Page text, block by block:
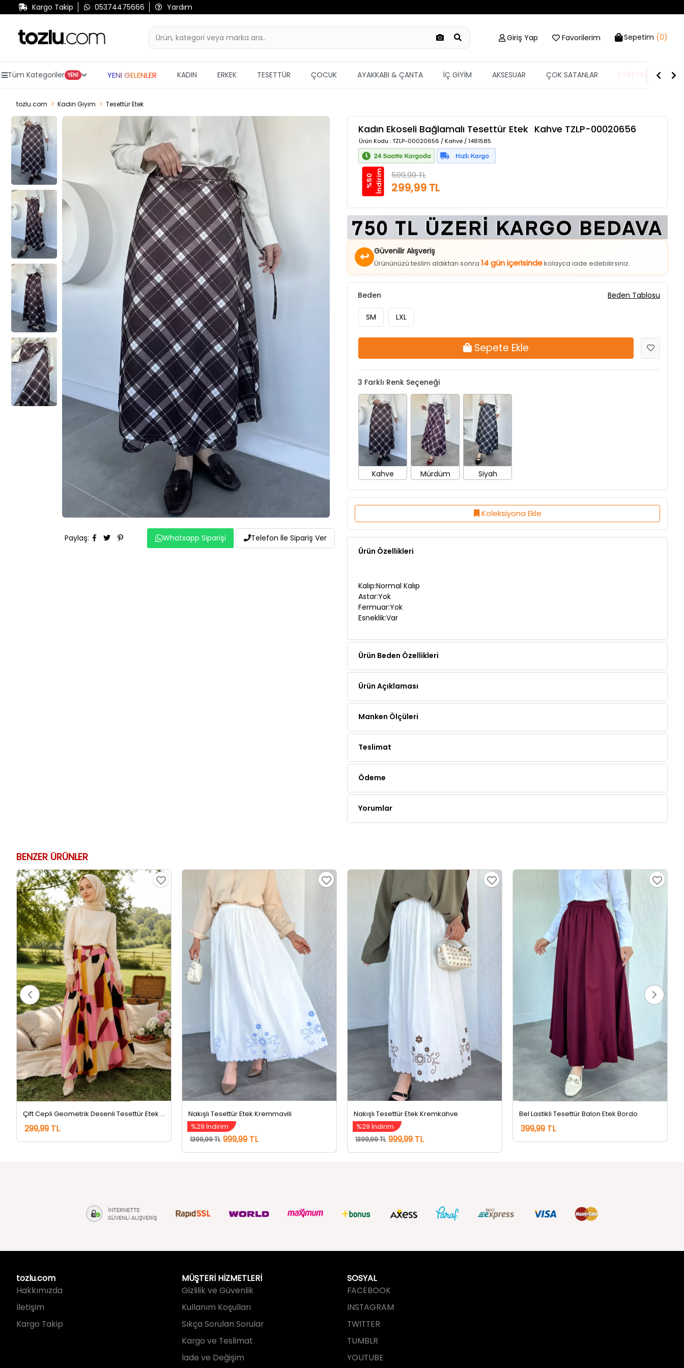
Kargo Takip 05374475666 Yardım
Giriş Yap Favorilerim Sepetim (0)
Tüm Kategoriler YENİ YENİ GELENLER KADIN ERKEK TESETTÜR ÇOCUK AYAKKABI & ÇANTA İÇ GİYİM AKSESUAR ÇOK SATANLAR ETİKETİN YARISI
tozlu.com Kadın Giyim Tesettür Etek
Paylaş: Whatsapp Siparişi Telefon İle Sipariş Ver
Kadın Ekoseli Bağlamalı Tesettür Etek Kahve TZLP-00020656
Ürün Kodu : TZLP-00020656 / Kahve / 1481585
%
5
0
İ
n
d
i
r
i m 599,99 TL
299,99 TL
↩ Güvenilir Alışveriş
Ürününüzü teslim aldıktan sonra14 gün içerisindekolayca iade edebilirsiniz.
SM
3Farklı Renk Seçeneği
Kahve Mürdüm Siyah
Koleksiyona Ekle
Ürün Özellikleri
Fermuar:Yok
Esneklik:Var
Manken Ölçüleri
Çift Cepli Geometrik Desenli Tesettür Etek Pembe
299,99 TL
Nakışlı Tesettür Etek Kremmavili
%29 İndirim
1399,99 TL 999,99 TL
Nakışlı Tesettür Etek Kremkahve
%29 İndirim
1399,99 TL 999,99 TL
Bel Lastikli Tesettür Balon Etek Bordo
399,99 TL
tozlu.com
İletişim
Kargo Takip
MÜŞTERİ HİZMETLERİ
Kullanım Koşulları
SOSYAL
INSTAGRAM